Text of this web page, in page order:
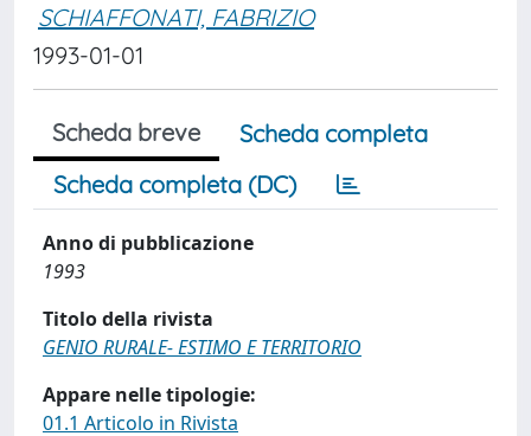
SCHIAFFONATI, FABRIZIO
1993-01-01
Scheda breve
Scheda completa
Scheda completa (DC)
Anno di pubblicazione
1993
Titolo della rivista
GENIO RURALE- ESTIMO E TERRITORIO
Appare nelle tipologie:
01.1 Articolo in Rivista